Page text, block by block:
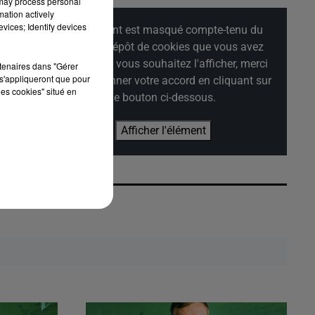
Cet élément est masqué compte-tenu du
refus du dépôt de cookies que vous avez
exprimé. Si vous souhaitez l'afficher, merci
de nous donner votre accord en cliquant sur
le bouton ci-dessous.
Afficher l'élément
actively
Identify devices
dans "Gérer
que pour
cookies" situé en